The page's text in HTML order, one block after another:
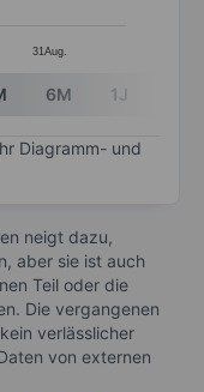
31 Aug.
6M 1J
Diagramm- und
neigt dazu,
aber sie ist auch
Teil oder die
Die vergangenen
verlässlicher
von externen